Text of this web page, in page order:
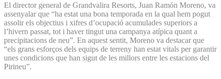
El director general de Grandvalira Resorts, Juan Ramón Moreno, va
assenyalar que “ha estat una bona temporada en la qual hem pogut
assolir els objectius i xifres d’ocupació acumulades superiors a
l’hivern passat, tot i haver tingut una campanya atípica quant a
precipitacions de neu”. En aquest sentit, Moreno va destacar que
“els grans esforços dels equips de terreny han estat vitals per garantir
unes condicions que han sigut de les millors entre les estacions del
Pirineu”.